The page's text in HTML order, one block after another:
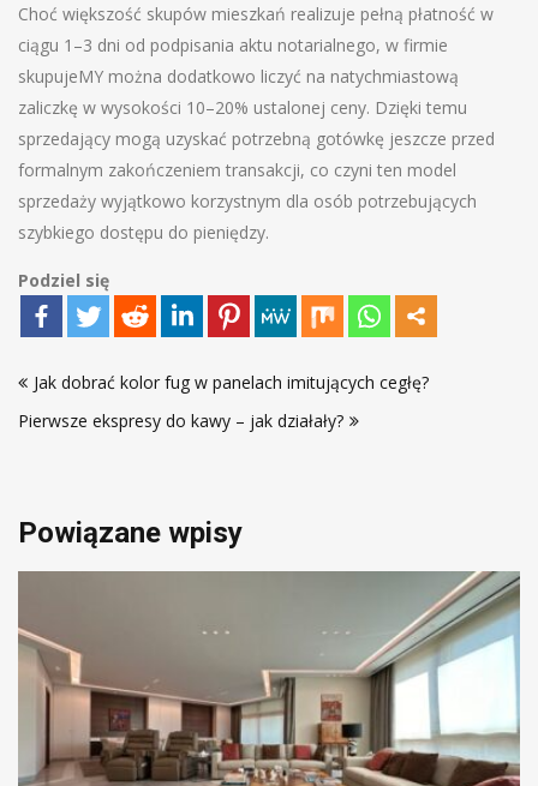
Choć większość skupów mieszkań realizuje pełną płatność w
ciągu 1–3 dni od podpisania aktu notarialnego, w firmie
skupujeMY można dodatkowo liczyć na natychmiastową
zaliczkę w wysokości 10–20% ustalonej ceny. Dzięki temu
sprzedający mogą uzyskać potrzebną gotówkę jeszcze przed
formalnym zakończeniem transakcji, co czyni ten model
sprzedaży wyjątkowo korzystnym dla osób potrzebujących
szybkiego dostępu do pieniędzy.
Podziel się
wpisu
Jak dobrać kolor fug w panelach imitujących cegłę?
Pierwsze ekspresy do kawy – jak działały?
Powiązane wpisy